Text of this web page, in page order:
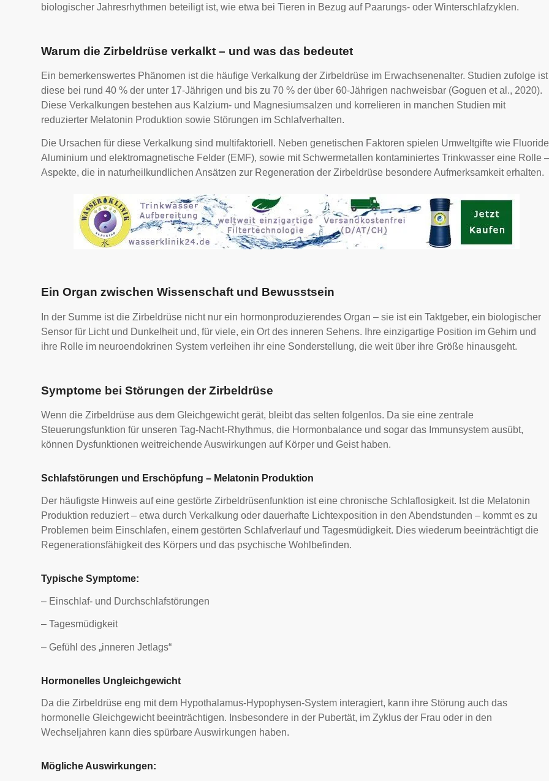
biologischer Jahresrhythmen beteiligt ist, wie etwa bei Tieren in Bezug auf Paarungs- oder Winterschlafzyklen.
Warum die Zirbeldrüse verkalkt – und was das bedeutet
Ein bemerkenswertes Phänomen ist die häufige Verkalkung der Zirbeldrüse im Erwachsenenalter. Studien zufolge ist
diese bei rund 40 % der unter 17-Jährigen und bis zu 70 % der über 60-Jährigen nachweisbar (Goguen et al., 2020).
Diese Verkalkungen bestehen aus Kalzium- und Magnesiumsalzen und korrelieren in manchen Studien mit
reduzierter Melatonin Produktion sowie Störungen im Schlafverhalten.
Die Ursachen für diese Verkalkung sind multifaktoriell. Neben genetischen Faktoren spielen Umweltgifte wie
Aluminium und elektromagnetische Felder (EMF), sowie mit Schwermetallen kontaminiertes Trinkwasser eine Rolle –
Aspekte, die in naturheilkundlichen Ansätzen zur Regeneration der Zirbeldrüse besondere Aufmerksamkeit erhalten.
Ein Organ zwischen Wissenschaft und Bewusstsein
In der Summe ist die Zirbeldrüse nicht nur ein hormonproduzierendes Organ – sie ist ein Taktgeber, ein biologischer
Sensor für Licht und Dunkelheit und, für viele, ein Ort des inneren Sehens. Ihre einzigartige Position im Gehirn und
ihre Rolle im neuroendokrinen System verleihen ihr eine Sonderstellung, die weit über ihre Größe hinausgeht.
Symptome bei Störungen der Zirbeldrüse
Wenn die Zirbeldrüse aus dem Gleichgewicht gerät, bleibt das selten folgenlos. Da sie eine zentrale
Steuerungsfunktion für unseren Tag-Nacht-Rhythmus, die Hormonbalance und sogar das Immunsystem ausübt,
können Dysfunktionen weitreichende Auswirkungen auf Körper und Geist haben.
Schlafstörungen und Erschöpfung – Melatonin Produktion
Der häufigste Hinweis auf eine gestörte Zirbeldrüsenfunktion ist eine chronische Schlaflosigkeit. Ist die Melatonin
Produktion reduziert – etwa durch Verkalkung oder dauerhafte Lichtexposition in den Abendstunden – kommt es zu
Problemen beim Einschlafen, einem gestörten Schlafverlauf und Tagesmüdigkeit. Dies wiederum beeinträchtigt die
Regenerationsfähigkeit des Körpers und das psychische Wohlbefinden.
Typische Symptome:
– Einschlaf- und Durchschlafstörungen
– Tagesmüdigkeit
– Gefühl des „inneren Jetlags“
Hormonelles Ungleichgewicht
Da die Zirbeldrüse eng mit dem Hypothalamus-Hypophysen-System interagiert, kann ihre Störung auch das
hormonelle Gleichgewicht beeinträchtigen. Insbesondere in der Pubertät, im Zyklus der Frau oder in den
Wechseljahren kann dies spürbare Auswirkungen haben.
Mögliche Auswirkungen: